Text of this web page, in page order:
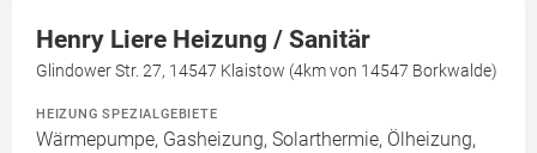
Henry Liere Heizung / Sanitär
Glindower Str. 27, 14547 Klaistow (4km von 14547 Borkwalde)
HEIZUNG SPEZIALGEBIETE
Wärmepumpe, Gasheizung, Solarthermie, Ölheizung,